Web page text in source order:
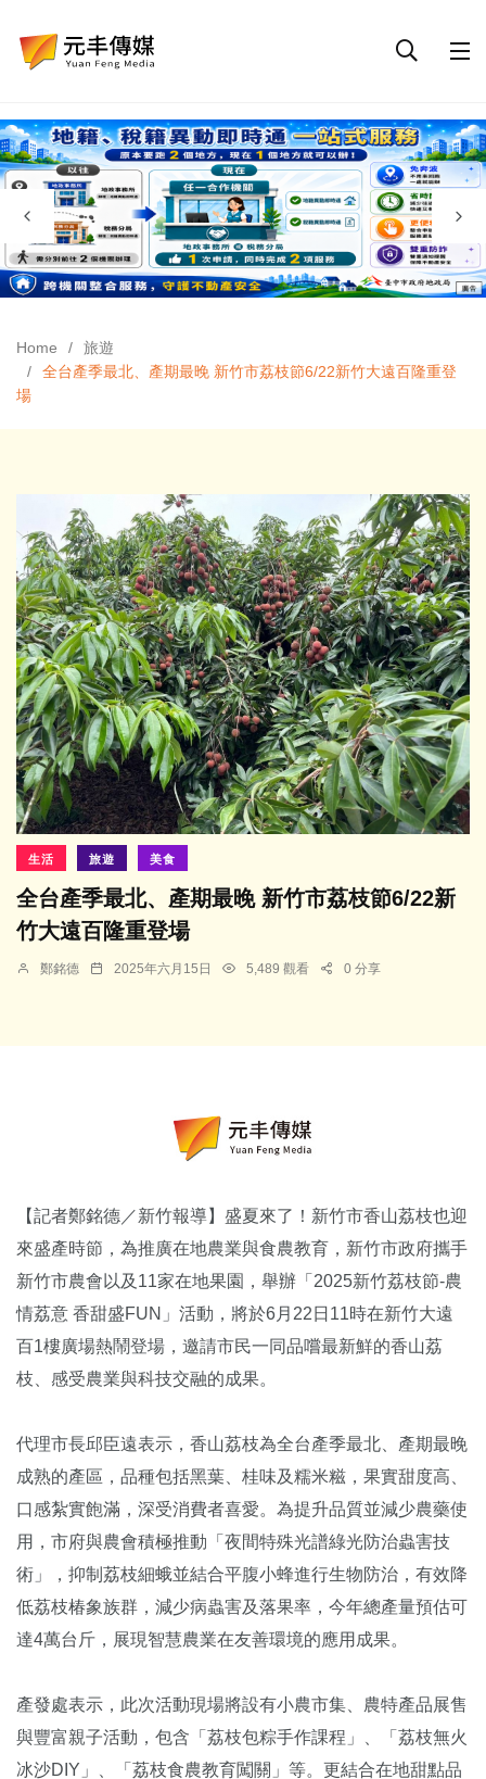
Home
旅遊
全台產季最北、產期最晚 新竹市荔枝節6/22新竹大遠百隆重登
場
生活 旅遊 美食
全台產季最北、產期最晚 新竹市荔枝節6/22新
竹大遠百隆重登場
鄭銘德 2025年六月15日 5,489 觀看 0 分享
【記者鄭銘德／新竹報導】盛夏來了！新竹市香山荔枝也迎
來盛產時節，為推廣在地農業與食農教育，新竹市政府攜手
新竹市農會以及11家在地果園，舉辦「2025新竹荔枝節-農
情荔意 香甜盛FUN」活動，將於6月22日11時在新竹大遠
百1樓廣場熱鬧登場，邀請市民一同品嚐最新鮮的香山荔
枝、感受農業與科技交融的成果。
代理市長邱臣遠表示，香山荔枝為全台產季最北、產期最晚
成熟的產區，品種包括黑葉、桂味及糯米糍，果實甜度高、
口感紮實飽滿，深受消費者喜愛。為提升品質並減少農藥使
用，市府與農會積極推動「夜間特殊光譜綠光防治蟲害技
術」，抑制荔枝細蛾並結合平腹小蜂進行生物防治，有效降
低荔枝椿象族群，減少病蟲害及落果率，今年總產量預估可
達4萬台斤，展現智慧農業在友善環境的應用成果。
產發處表示，此次活動現場將設有小農市集、農特產品展售
與豐富親子活動，包含「荔枝包粽手作課程」、「荔枝無火
冰沙DIY」、「荔枝食農教育闖關」等。更結合在地甜點品